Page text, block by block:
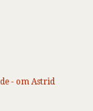
- om Astrid